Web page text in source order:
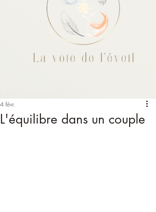
L'équilibre dans un couple
4 févr.